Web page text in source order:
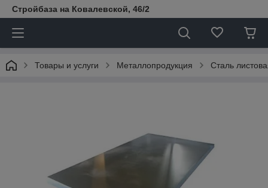
Стройбаза на Ковалевской, 46/2
Товары и услуги Металлопродукция Сталь